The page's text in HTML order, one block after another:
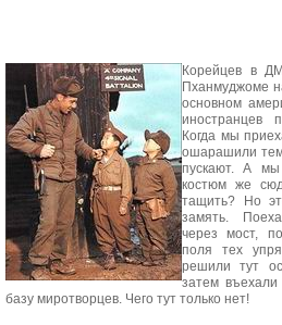
Корейцев в
Пханмуджоме
основном
иностранцев
Когда мы
ошарашили
пускают. А
костюм же
тащить? Но
замять.
через мост,
поля тех
решили тут
затем
базу миротворцев. Чего тут только нет!